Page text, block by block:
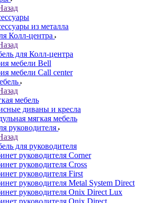
из металла
Колл-центра
для Колл-центра
мебели Bell
мебели Call center
мебель
диваны и кресла
мягкая мебель
руководителя
для руководителя
руководителя Corner
руководителя Cross
руководителя First
руководителя Metal System Direct
руководителя Onix Direct Lux
руководителя Onix Direct